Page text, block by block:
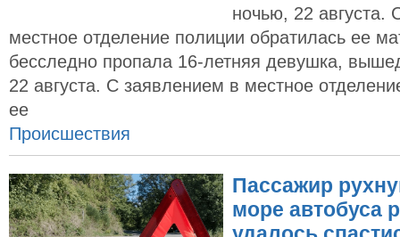
ночью, 22 августа.
местное отделение полиции обратилась ее
бесследно пропала 16-летняя девушка,
22 августа. С заявлением в местное
ее
Происшествия
Пассажир
море автобуса